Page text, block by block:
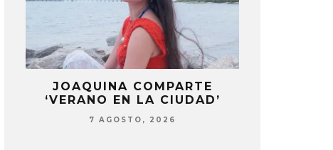
JOAQUINA COMPARTE
‘VERANO EN LA CIUDAD’
7 AGOSTO, 2026